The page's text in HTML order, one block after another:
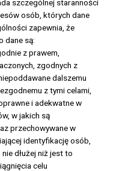
szczególnej staranności
osób, których dane
zapewnia, że
dane są:
z prawem,
zgodnych z
dalszemu
z tymi celami,
i adekwatne w
w jakich są
przechowywane w
identyfikację osób,
dłużej niż jest to
celu